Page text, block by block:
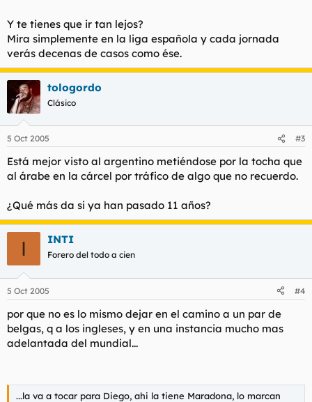
Y te tienes que ir tan lejos?
Mira simplemente en la liga española y cada jornada
verás decenas de casos como ése.
tologordo
Clásico
5 Oct 2005 #3
Está mejor visto al argentino metiéndose por la tocha que
al árabe en la cárcel por tráfico de algo que no recuerdo.
¿Qué más da si ya han pasado 11 años?
I INTI
Forero del todo a cien
5 Oct 2005 #4
por que no es lo mismo dejar en el camino a un par de
belgas, q a los ingleses, y en una instancia mucho mas
adelantada del mundial...
...la va a tocar para Diego, ahi la tiene Maradona, lo marcan